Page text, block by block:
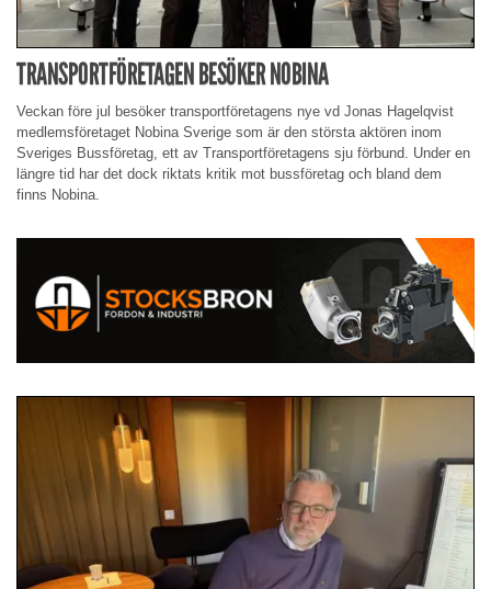
TRANSPORTFÖRETAGEN BESÖKER NOBINA
Veckan före jul besöker transportföretagens nye vd Jonas Hagelqvist
medlemsföretaget Nobina Sverige som är den största aktören inom
Sveriges Bussföretag, ett av Transportföretagens sju förbund. Under en
längre tid har det dock riktats kritik mot bussföretag och bland dem
finns Nobina.